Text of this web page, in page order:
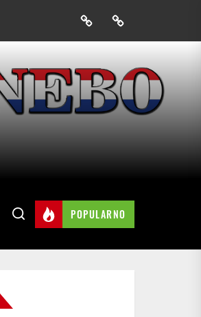
PrijavakSkini
mobilnu
Hrvatskog
neba
POPULARNO